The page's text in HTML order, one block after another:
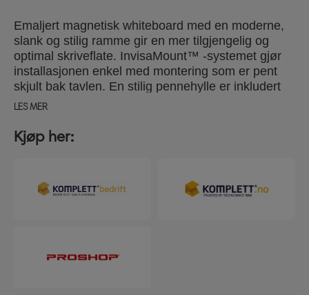
Emaljert magnetisk whiteboard med en moderne,
slank og stilig ramme gir en mer tilgjengelig og
optimal skriveflate. InvisaMount™ -systemet gjør
installasjonen enkel med montering som er pent
skjult bak tavlen. En stilig pennehylle er inkludert
for lagring av whiteboardtusjer og pussekloss.
avtørkingsevne for hyppig Bruk. Størrelse 60x45
cm.
LES MER
Kjøp her: